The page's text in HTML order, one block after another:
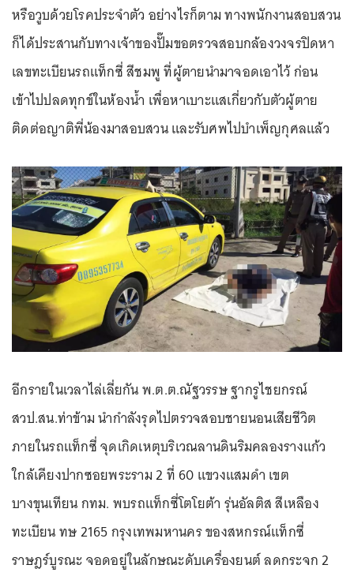
หรือวูบด้วยโรคประจำตัว อย่างไรก็ตาม ทางพนักงานสอบสวน
ก็ได้ประสานกับทางเจ้าของปั๊มขอตรวจสอบกล้องวงจรปิดหา
เลขทะเบียนรถแท็กซี่ สีชมพู ที่ผู้ตายนำมาจอดเอาไว้ ก่อน
เข้าไปปลดทุกข์ในห้องน้ำ เพื่อหาเบาะแสเกี่ยวกับตัวผู้ตาย
ติดต่อญาติพี่น้องมาสอบสวน และรับศพไปบำเพ็ญกุศลแล้ว
อีกรายในเวลาไล่เลี่ยกัน พ.ต.ต.ณัฐวรรษ ฐากรูไชยกรณ์
สวป.สน.ท่าข้าม นำกำลังรุดไปตรวจสอบชายนอนเสียชีวิต
ภายในรถแท็กซี่ จุดเกิดเหตุบริเวณลานดินริมคลองรางแก้ว
ใกล้เคียงปากซอยพระราม 2 ที่ 60 แขวงแสมดำ เขต
บางขุนเทียน กทม. พบรถแท็กซี่โตโยต้า รุ่นอัลติส สีเหลือง
ทะเบียน ทษ 2165 กรุงเทพมหานคร ของสหกรณ์แท็กซี่
ราษฎร์บูรณะ จอดอยู่ในลักษณะดับเครื่องยนต์ ลดกระจก 2